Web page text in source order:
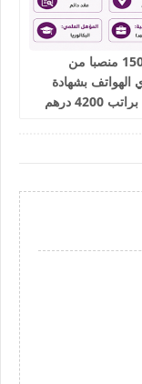
مطلوب 150 منصبا من
بشهادة
البكالوريا براتب 4200 درهم